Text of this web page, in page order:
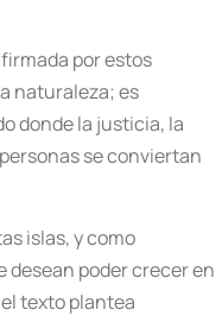
por estos
naturaleza; es
donde la justicia, la
se conviertan
islas, y como
desean poder crecer en
texto plantea